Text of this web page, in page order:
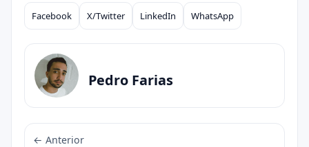
Compartilhar
Facebook X/Twitter LinkedIn WhatsApp
Pedro Farias
← Anterior